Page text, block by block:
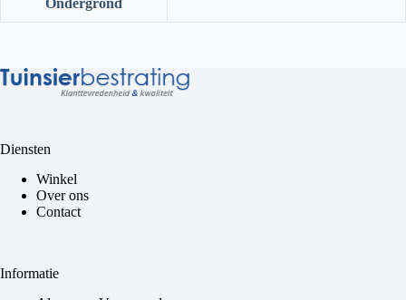
Ondergrond
Diensten
Winkel
Over ons
Contact
Informatie